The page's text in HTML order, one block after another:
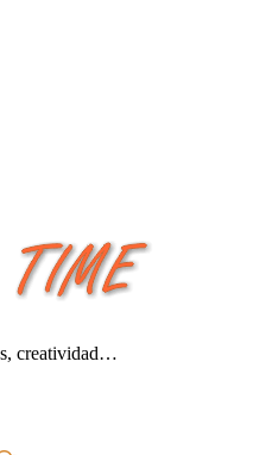
creatividad…